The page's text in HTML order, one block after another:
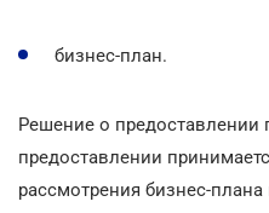
бизнес-план.
Решение о предоставлении
предоставлении
рассмотрения бизнес-